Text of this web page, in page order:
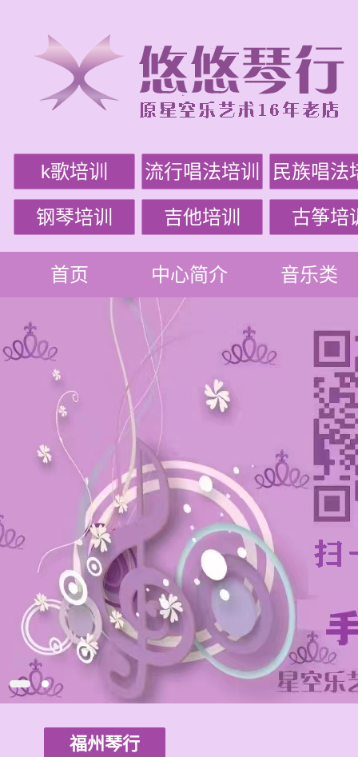
k歌培训 流行唱法培训 民族唱法
钢琴培训 吉他培训 古筝培
首页 中心简介 音乐类
福州琴行